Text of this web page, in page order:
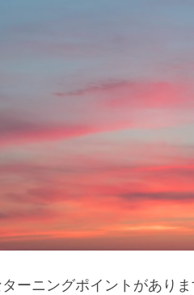
ーニングポイントがありま